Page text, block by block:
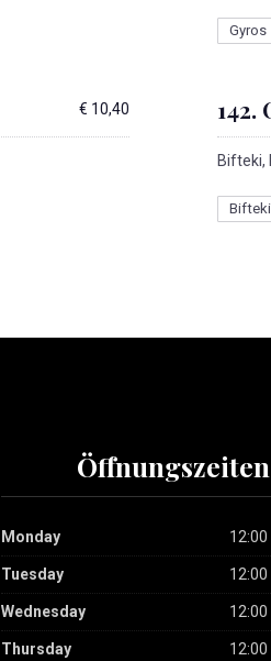
Gyros
€ 10,40 142.
Bifteki,
Bifteki
Öffnungszeiten
Monday 12:00
Tuesday 12:00
Wednesday 12:00
Thursday 12:00